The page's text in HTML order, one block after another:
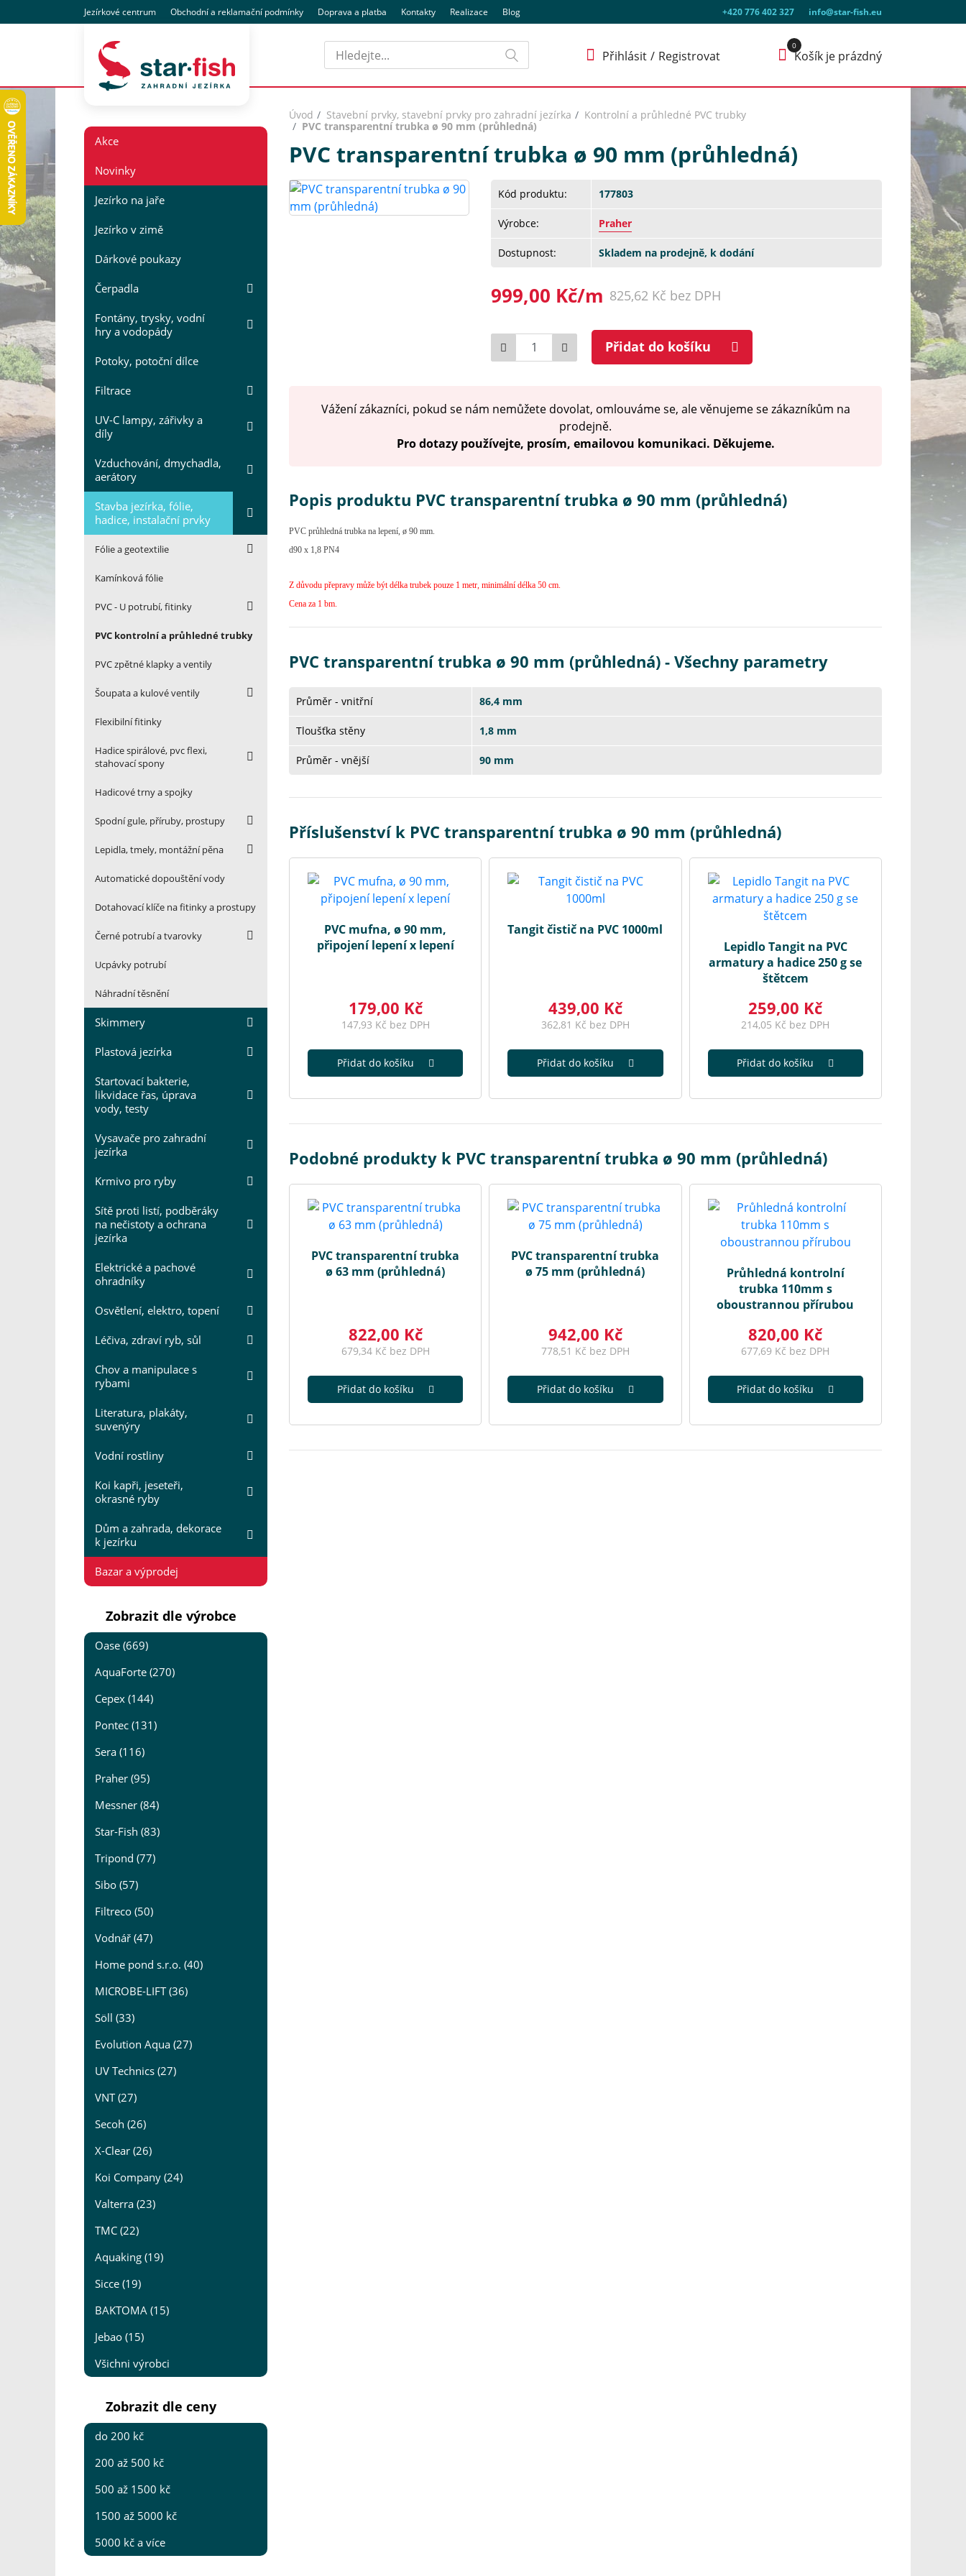
+420 776 402 327 info@star-fish.eu
Jezírkové centrum Obchodnía reklamační podmínky Doprava a platba Kontakty Realizace Blog
Hledat
Přihlásit Registrovat Košík je prázdný
Akce
Novinky
Jezírko na jaře
Jezírko v zimě
Dárkové poukazy
Čerpadla
Fontány, trysky, vodní
hry a vodopády
Potoky, potoční dílce
Filtrace
UV-C lampy, zářivky a
díly
Vzduchování, dmychadla,
aerátory
Stavba jezírka, fólie,
hadice, instalační prvky
Fólie a geotextilie
Kamínková fólie
PVC - U potrubí, fitinky
PVC kontrolní a průhledné trubky
PVC zpětné klapky a ventily
Šoupata a kulové ventily
Flexibilní fitinky
Hadice spirálové, pvc flexi,
stahovací spony
Hadicové trny a spojky
Spodní gule, příruby, prostupy
Lepidla, tmely, montážní pěna
Automatické dopouštění vody
Dotahovací klíče na fitinky a prostupy
Černé potrubí a tvarovky
Ucpávky potrubí
Náhradní těsnění
Skimmery
Plastová jezírka
Startovací bakterie,
likvidace řas, úprava
vody, testy
Vysavače pro zahradní
jezírka
Krmivo pro ryby
Sítě proti listí, podběráky
na nečistoty a ochrana
jezírka
Elektrické a pachové
ohradníky
Osvětlení, elektro, topení
Léčiva, zdraví ryb, sůl
Chov a manipulace s
rybami
Literatura, plakáty,
suvenýry
Vodní rostliny
Koi kapři, jeseteři,
okrasné ryby
Dům a zahrada, dekorace
k jezírku
Bazar a výprodej
Zobrazit dle výrobce
Oase (669)
AquaForte (270)
Cepex (144)
Pontec (131)
Sera (116)
Praher (95)
Messner (84)
Star-Fish (83)
Tripond (77)
Sibo (57)
Filtreco (50)
Vodnář (47)
Home pond s.r.o. (40)
MICROBE-LIFT (36)
Söll (33)
Evolution Aqua (27)
UV Technics (27)
VNT (27)
Secoh (26)
X-Clear (26)
Koi Company (24)
Valterra (23)
TMC (22)
Aquaking (19)
Sicce (19)
BAKTOMA (15)
Jebao (15)
Všichni výrobci
Zobrazit dle ceny
do 200 kč
200 až 500 kč
500 až 1500 kč
1500 až 5000 kč
5000 kč a více
Úvod Stavební prvky, stavební prvky pro zahradní jezírka
Kontrolní a průhledné PVC trubky
PVC transparentní trubka ø 90 mm (průhledná)
PVC transparentní trubka ø 90 mm (průhledná)
Kód produktu: 177803
Výrobce: Praher
Dostupnost: Skladem na prodejně, k dodání
999,00 Kč/m 825,62 Kč bez DPH
Počet Přidat do košíku
Vážení zákazníci, pokud se nám nemůžete dovolat, omlouváme se, ale věnujeme se zákazníkům na
prodejně.
Pro dotazy používejte, prosím, emailovou komunikaci. Děkujeme.
Popis produktu PVC transparentní trubka ø 90 mm (průhledná)
PVC průhledná trubka na lepení, ø 90 mm.
d90 x 1,8 PN4
Z důvodu přepravy může být délka trubek pouze 1 metr, minimální délka 50 cm.
Cena za 1 bm.
PVC transparentní trubka ø 90 mm (průhledná) - Všechny parametry
Průměr - vnitřní 86,4 mm
Tloušťka stěny 1,8 mm
Průměr - vnější 90 mm
Příslušenství k PVC transparentní trubka ø 90 mm (průhledná)
PVC mufna, ø 90 mm,
připojení lepení x lepení
179,00 Kč
147,93 Kč bez DPH
Přidat do košíku
Tangit čistič na PVC 1000ml
439,00 Kč
362,81 Kč bez DPH
Přidat do košíku
Lepidlo Tangit na PVC
armatury a hadice 250 g se
štětcem
259,00 Kč
214,05 Kč bez DPH
Přidat do košíku
Podobné produkty k PVC transparentní trubka ø 90 mm (průhledná)
PVC transparentní trubka
ø 63 mm (průhledná)
822,00 Kč
679,34 Kč bez DPH
Přidat do košíku
PVC transparentní trubka
ø 75 mm (průhledná)
942,00 Kč
778,51 Kč bez DPH
Přidat do košíku
Průhledná kontrolní
trubka 110mm s
oboustrannou přírubou
820,00 Kč
677,69 Kč bez DPH
Přidat do košíku